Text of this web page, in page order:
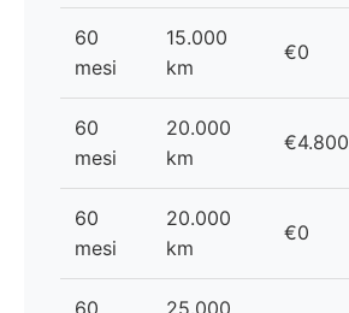
60
mesi
15.000
km
€0
60
mesi
20.000
km
€4.800
60
mesi
20.000
km
€0
60
25.000